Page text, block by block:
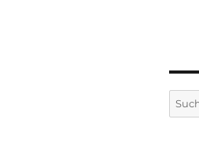
Suchen
nach: